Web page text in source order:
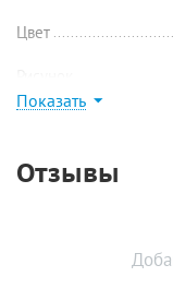
Цвет
Показать
Отзывы